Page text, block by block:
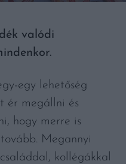
valódi
egy lehetőség
ér megállni és
hogy merre is
Megannyi
kollégákkal